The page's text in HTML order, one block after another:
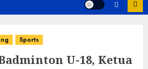
Sports
U-18, Ketua